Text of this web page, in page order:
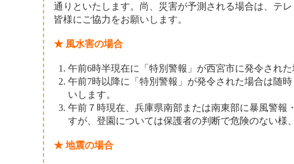
通りといたします。尚、災害が予測される場合は、テ
皆様にご協力をお願いします。
★ 風水害の場合
午前6時半現在に「特別警報」が西宮市に発令された
午前7時以降に「特別警報」が発令された場合は随
いします。
午前７時現在、兵庫県南部または南東部に暴風警
すが、登園については保護者の判断で危険のない様
★ 地震の場合